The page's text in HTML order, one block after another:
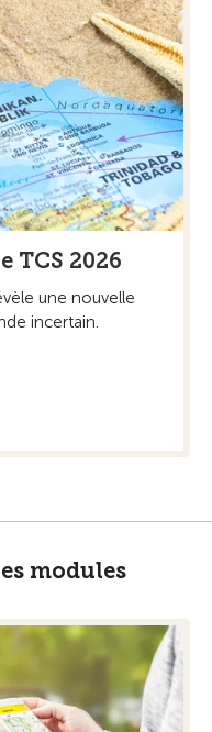
TCS 2026
une nouvelle
incertain.
modules